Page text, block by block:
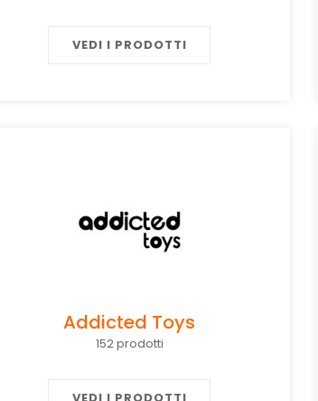
VEDI I PRODOTTI
Addicted Toys
152 prodotti